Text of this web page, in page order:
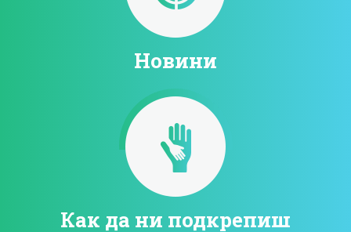
Новини
Как да ни подкрепиш